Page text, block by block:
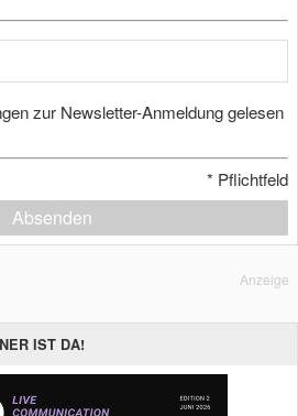
zur Newsletter-Anmeldung gelesen
* Pflichtfeld
Absenden
Anzeige
IST DA!